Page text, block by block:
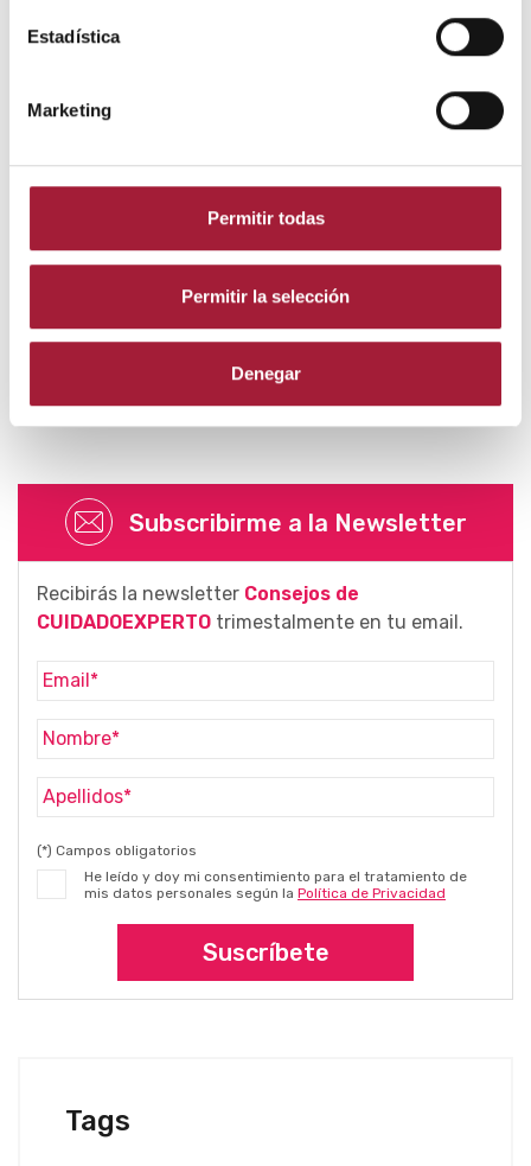
Estadística
Marketing
Permitir todas
Permitir la selección
Denegar
Alomar, A.
[en
<https://fundacionpielsana.es/mi-
enfermedad/unas-alteraciones-mas-frecuentes>.
Americana, 2015. <https://www.
2016/mc162b.pdf>
Compartir:
Subscribirme a la Newsletter
Recibirás la newsletter Consejos de
CUIDADOEXPERTO trimestalmente en tu email.
(*) Campos obligatorios
He leído y doy mi consentimiento para el tratamiento de
mis datos personales según la Política de Privacidad
Suscríbete
Tags